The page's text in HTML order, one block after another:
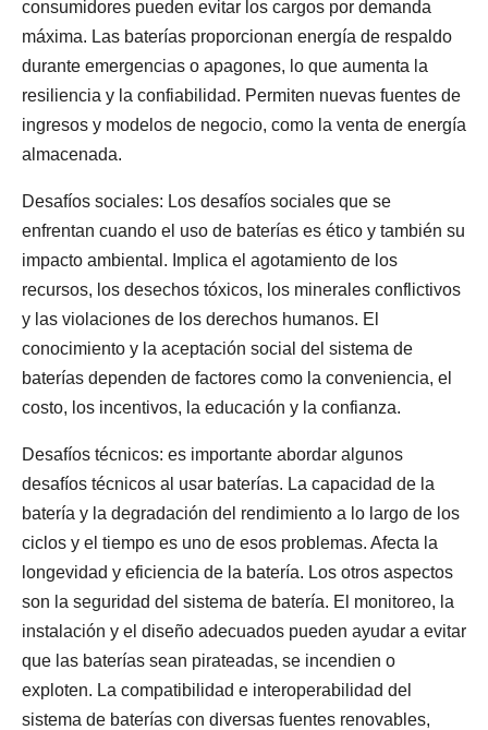
consumidores pueden evitar los cargos por demanda
máxima. Las baterías proporcionan energía de respaldo
durante emergencias o apagones, lo que aumenta la
resiliencia y la confiabilidad. Permiten nuevas fuentes de
ingresos y modelos de negocio, como la venta de energía
almacenada.
Desafíos sociales: Los desafíos sociales que se
enfrentan cuando el uso de baterías es ético y también su
impacto ambiental. Implica el agotamiento de los
recursos, los desechos tóxicos, los minerales conflictivos
y las violaciones de los derechos humanos. El
conocimiento y la aceptación social del sistema de
baterías dependen de factores como la conveniencia, el
costo, los incentivos, la educación y la confianza.
Desafíos técnicos: es importante abordar algunos
desafíos técnicos al usar baterías. La capacidad de la
batería y la degradación del rendimiento a lo largo de los
ciclos y el tiempo es uno de esos problemas. Afecta la
longevidad y eficiencia de la batería. Los otros aspectos
son la seguridad del sistema de batería. El monitoreo, la
instalación y el diseño adecuados pueden ayudar a evitar
que las baterías sean pirateadas, se incendien o
exploten. La compatibilidad e interoperabilidad del
sistema de baterías con diversas fuentes renovables,